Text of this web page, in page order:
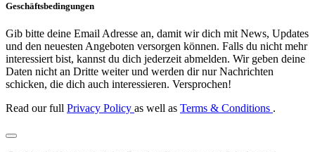
Geschäftsbedingungen
Gib bitte deine Email Adresse an, damit wir dich mit News, Updates
und den neuesten Angeboten versorgen können. Falls du nicht mehr
interessiert bist, kannst du dich jederzeit abmelden. Wir geben deine
Daten nicht an Dritte weiter und werden dir nur Nachrichten
schicken, die dich auch interessieren. Versprochen!
Read our full Privacy Policy as well as Terms & Conditions .